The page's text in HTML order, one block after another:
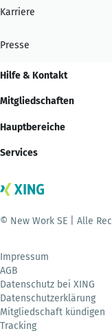
Karriere
Presse
Hilfe & Kontakt
Mitgliedschaften
Hauptbereiche
Services
© New Work SE | Alle
Impressum
AGB
Datenschutz bei XING
Datenschutzerklärung
Mitgliedschaft kündigen
Tracking